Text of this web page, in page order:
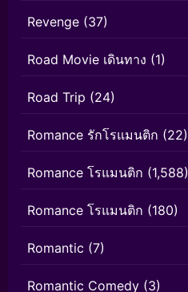
Revenge (37)
Road Movie เดินทาง (1)
Road Trip (24)
Romance รักโรแมนติก (22)
Romance โรแมนติก (1,588)
Romance โรแมนติก (180)
Romantic (7)
Romantic Comedy (3)